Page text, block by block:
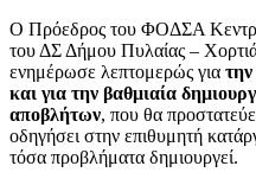
Ο Πρόεδρος του ΦΟΔΣΑ
του ΔΣ Δήμου Πυλαίας –
ενημέρωσε λεπτομερώς για
και για την βαθμιαία
αποβλήτων, που θα
οδηγήσει στην επιθυμητή
τόσα προβλήματα δημιουργεί.